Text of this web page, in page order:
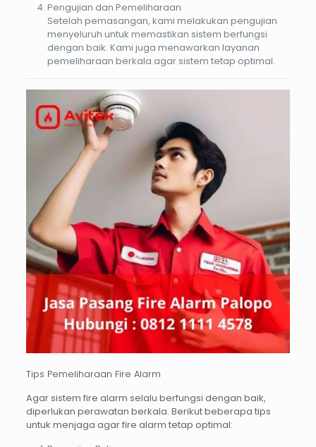
Pengujian dan Pemeliharaan
Setelah pemasangan, kami melakukan pengujian
menyeluruh untuk memastikan sistem berfungsi
dengan baik. Kami juga menawarkan layanan
pemeliharaan berkala agar sistem tetap optimal.
Tips Pemeliharaan Fire Alarm
Agar sistem fire alarm selalu berfungsi dengan baik,
diperlukan perawatan berkala. Berikut beberapa tips
untuk menjaga agar fire alarm tetap optimal: